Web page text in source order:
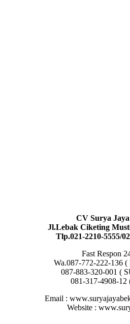
CV Surya
Jl.Lebak Ciketing
Tlp.021-2210-5555/
Fast Respon
Wa.087-772-222-136
087-883-320-001 (
081-317-4908-
Email :
Website :